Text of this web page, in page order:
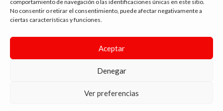
comportamiento de navegación o las identificaciones únicas en este sitio.
No consentir o retirar el consentimiento, puede afectar negativamente a
ciertas características y funciones.
Aceptar
Denegar
Ver preferencias
💬 ¿Necesitas ayuda?